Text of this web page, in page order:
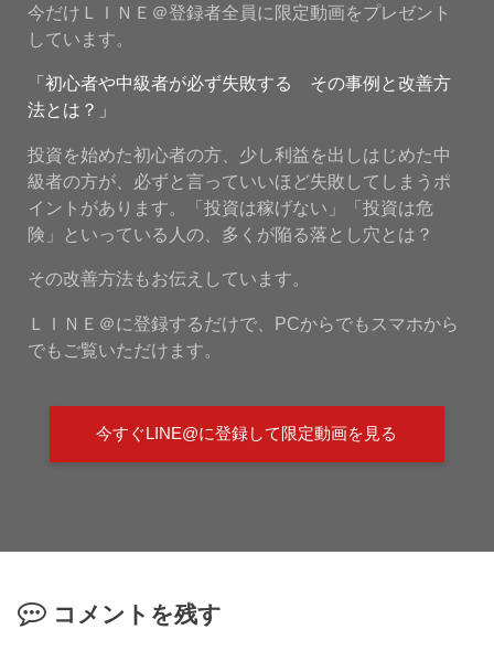
今だけＬＩＮＥ＠登録者全員に限定動画をプレゼント
しています。
「初心者や中級者が必ず失敗する その事例と改善方
法とは？」
投資を始めた初心者の方、少し利益を出しはじめた中
級者の方が、必ずと言っていいほど失敗してしまうポ
イントがあります。「投資は稼げない」「投資は危
険」といっている人の、多くが陥る落とし穴とは？
その改善方法もお伝えしています。
ＬＩＮＥ＠に登録するだけで、PCからでもスマホから
でもご覧いただけます。
今すぐLINE@に登録して限定動画を見る
コメントを残す